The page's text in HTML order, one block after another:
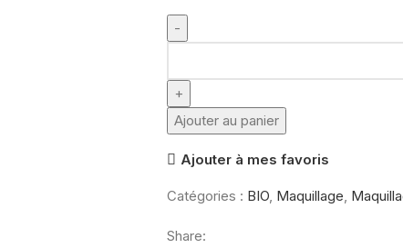
Benecos
Natural
Lipliner
berry
Ajouter au panier
Ajouter à mes favoris
Catégories : BIO, Maquillage,
Share: